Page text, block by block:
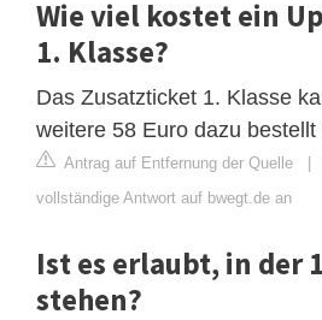
Wie viel kostet ein
1. Klasse?
Das Zusatzticket 1. Klasse
weitere 58 Euro dazu bestellt
Antrag auf Entfernung der Quelle |
vollständige Antwort auf bwegt.de an
Ist es erlaubt, in der
stehen?